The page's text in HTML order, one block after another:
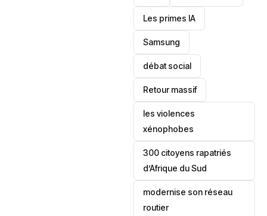
Les primes IA
Samsung
débat social
Retour massif
les violences
xénophobes
300 citoyens rapatriés
d’Afrique du Sud
modernise son réseau
routier